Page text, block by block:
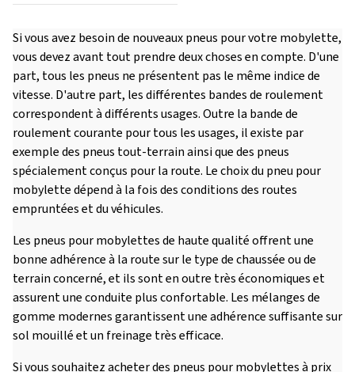
Si vous avez besoin de nouveaux pneus pour votre mobylette,
vous devez avant tout prendre deux choses en compte. D'une
part, tous les pneus ne présentent pas le même indice de
vitesse. D'autre part, les différentes bandes de roulement
correspondent à différents usages. Outre la bande de
roulement courante pour tous les usages, il existe par
exemple des pneus tout-terrain ainsi que des pneus
spécialement conçus pour la route. Le choix du pneu pour
mobylette dépend à la fois des conditions des routes
empruntées et du véhicules.
Les pneus pour mobylettes de haute qualité offrent une
bonne adhérence à la route sur le type de chaussée ou de
terrain concerné, et ils sont en outre très économiques et
assurent une conduite plus confortable. Les mélanges de
gomme modernes garantissent une adhérence suffisante sur
sol mouillé et un freinage très efficace.
Si vous souhaitez acheter des pneus pour mobylettes à prix